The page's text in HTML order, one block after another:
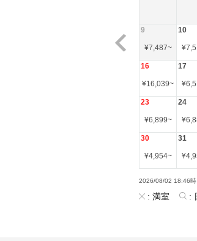
9
¥7,487~
10
¥
16
¥16,039~
17
¥
23
¥6,899~
24
¥
30
¥4,954~
31
¥
2026/08/02 18:46時
: 満室 :